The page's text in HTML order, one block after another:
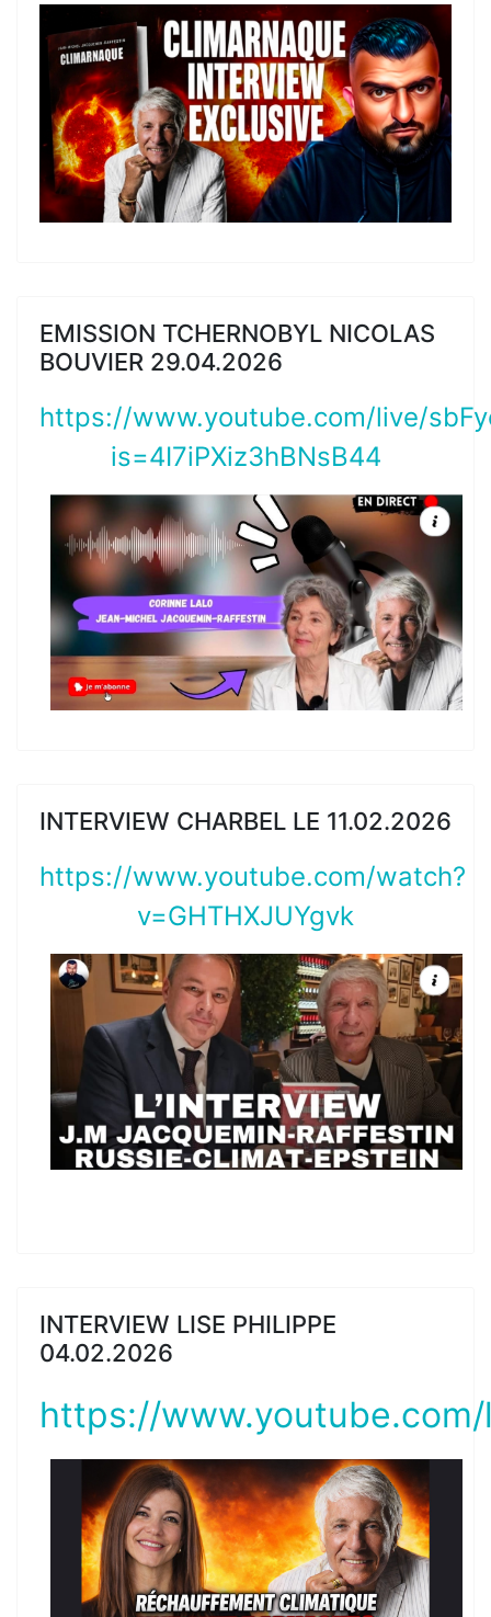
EMISSION TCHERNOBYL NICOLAS
BOUVIER 29.04.2026
https://www.youtube.com/live/
is=4I7iPXiz3hBNsB44
INTERVIEW CHARBEL LE 11.02.2026
https://www.youtube.com/watch?
v=GHTHXJUYgvk
INTERVIEW LISE PHILIPPE
04.02.2026
https://